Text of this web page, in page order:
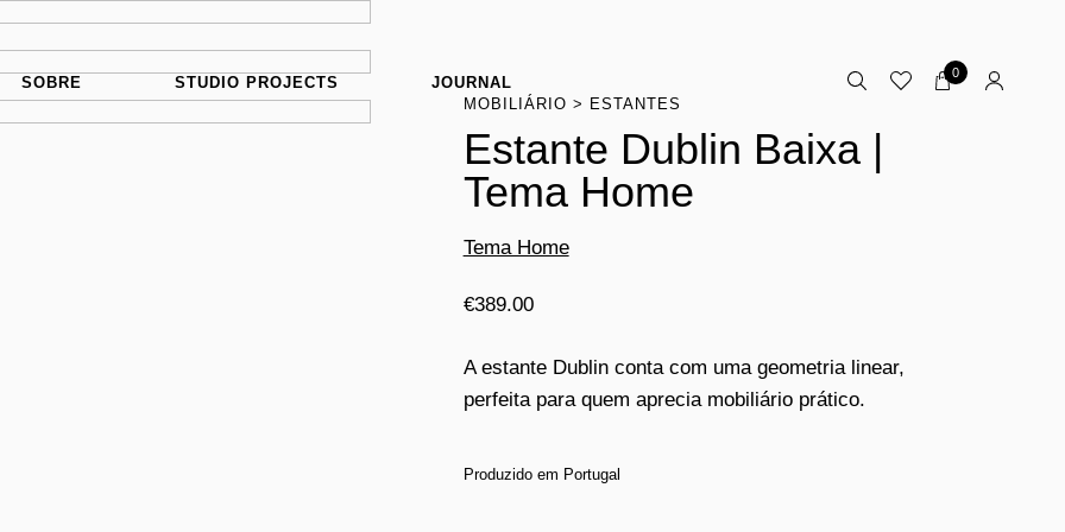
SOBRE STUDIO PROJECTS JOURNAL
0
MOBILIÁRIO ESTANTES
Estante Dublin Baixa |
Tema Home
Tema Home
€389.00
A estante Dublin conta com uma geometria linear,
perfeita para quem aprecia mobiliário prático.
Produzido em Portugal